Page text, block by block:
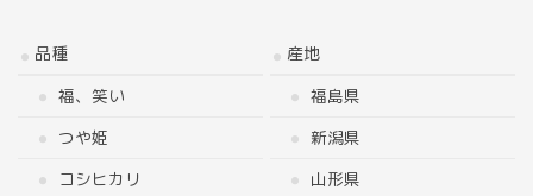
品種
福、笑い
つや姫
コシヒカリ
産地
福島県
新潟県
山形県